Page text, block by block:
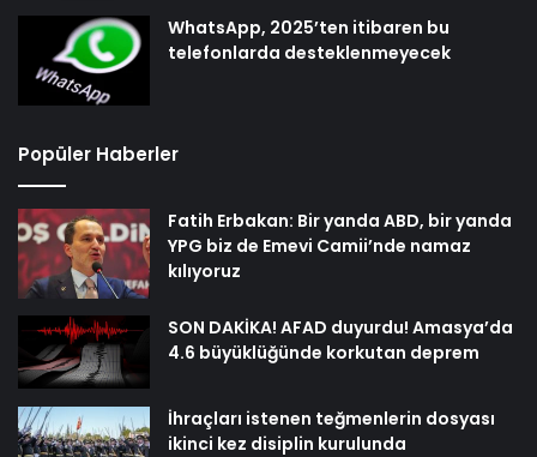
WhatsApp, 2025’ten itibaren bu
telefonlarda desteklenmeyecek
Popüler Haberler
Fatih Erbakan: Bir yanda ABD, bir yanda
YPG biz de Emevi Camii’nde namaz
kılıyoruz
SON DAKİKA! AFAD duyurdu! Amasya’da
4.6 büyüklüğünde korkutan deprem
İhraçları istenen teğmenlerin dosyası
ikinci kez disiplin kurulunda